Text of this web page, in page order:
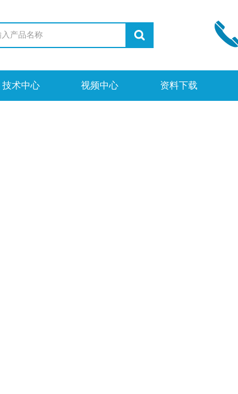
技术中心 视频中心 资料下载